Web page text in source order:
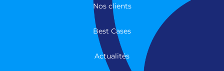
Nos clients
Best Cases
Actualités